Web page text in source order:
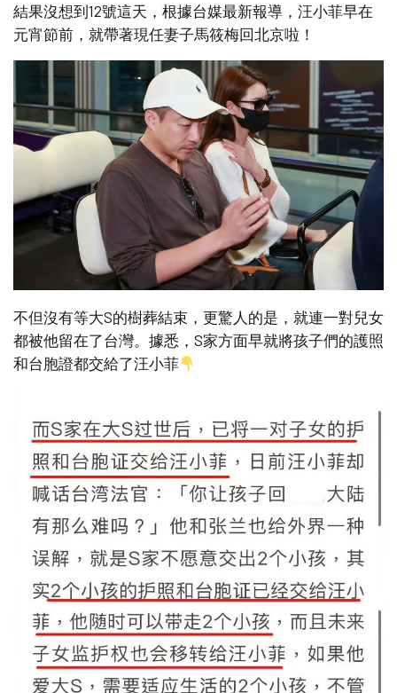
結果沒想到12號這天，根據台媒最新報導，汪小菲早在
元宵節前，就帶著現任妻子馬筱梅回北京啦！
不但沒有等大S的樹葬結束，更驚人的是，就連一對兒女
都被他留在了台灣。據悉，S家方面早就將孩子們的護照
和台胞證都交給了汪小菲